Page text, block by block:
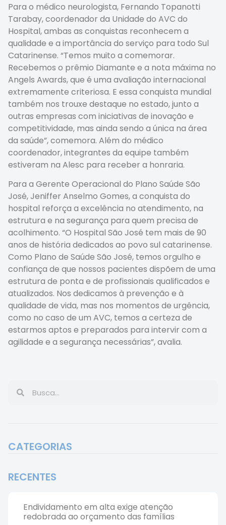
Para o médico neurologista, Fernando Topanotti
Tarabay, coordenador da Unidade do AVC do
Hospital, ambas as conquistas reconhecem a
qualidade e a importância do serviço para todo Sul
Catarinense. “Temos muito a comemorar.
Recebemos o prêmio Diamante e a nota máxima no
Angels Awards, que é uma avaliação internacional
extremamente criteriosa. E essa conquista mundial
também nos trouxe destaque no estado, junto a
outras empresas com iniciativas de inovação e
competitividade, mas ainda sendo a única na área
da saúde”, comemora. Além do médico
coordenador, integrantes da equipe também
estiveram na Alesc para receber a honraria.
Para a Gerente Operacional do Plano Saúde São
José, Jeniffer Anselmo Gomes, a conquista do
hospital reforça a excelência no atendimento, na
estrutura e na segurança para quem precisa de
acolhimento. “O Hospital São José tem mais de 90
anos de história dedicados ao povo sul catarinense.
Como Plano de Saúde São José, temos orgulho e
confiança de que nossos pacientes dispõem de uma
estrutura de ponta e de profissionais qualificados e
atualizados. Nos dedicamos à prevenção e à
qualidade de vida, mas nos momentos de urgência,
como no caso de um AVC, temos a certeza de
estarmos aptos e preparados para intervir com a
agilidade e a segurança necessárias”, avalia.
CATEGORIAS
RECENTES
Endividamento em alta exige atenção
redobrada ao orçamento das famílias